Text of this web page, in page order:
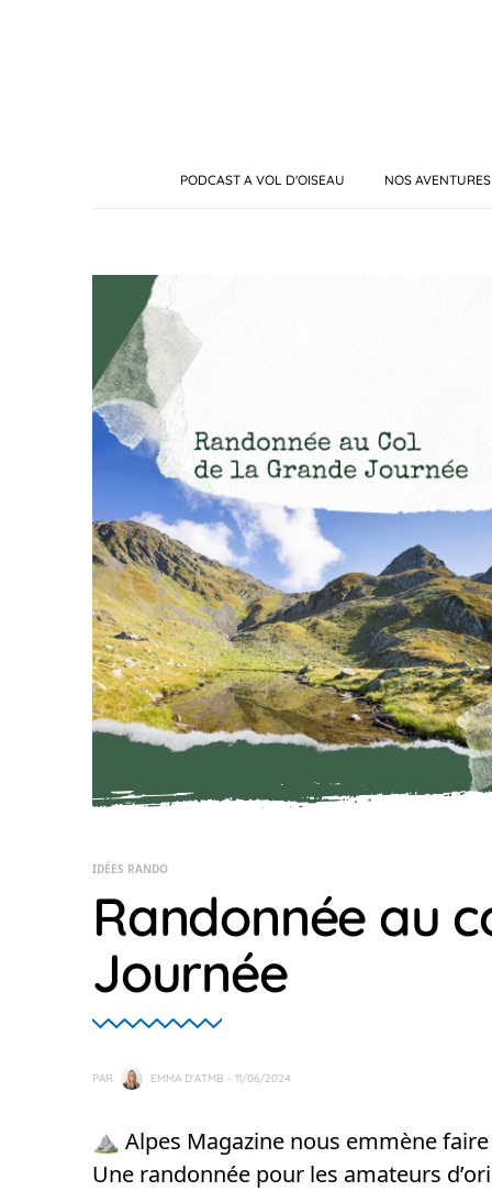
PODCAST A VOL D'OISEAU NOS AVENTURES
IDÉES RANDO
Randonnée au
Journée
PAR EMMA D'ATMB - 11/06/2024
⛰️ Alpes Magazine nous emmène
Une randonnée pour les amateurs